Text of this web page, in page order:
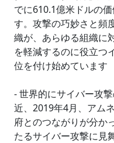
でに610.1億米ドルの
す。攻撃の巧妙さと頻
織が、あらゆる組織に
を軽減するのに役立つ
位を付け始めています
- 世界的にサイバー攻
近、2019年4月、アム
府とのつながりが分か
たるサイバー攻撃に見